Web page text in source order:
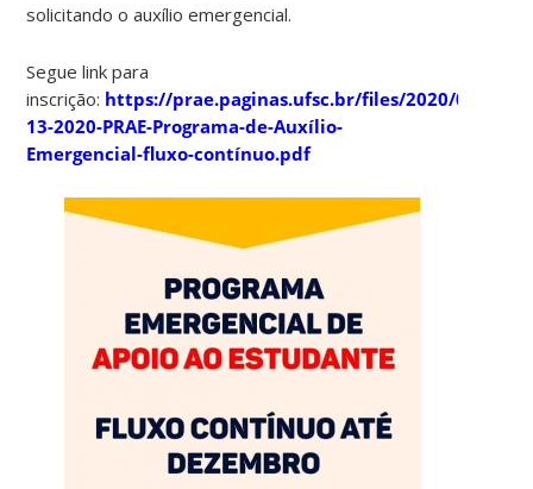
solicitando o auxílio emergencial.
Segue link para
inscrição: https://prae.paginas.ufsc.br/files/2020/08/
13-2020-PRAE-Programa-de-Auxílio-
Emergencial-fluxo-contínuo.pdf